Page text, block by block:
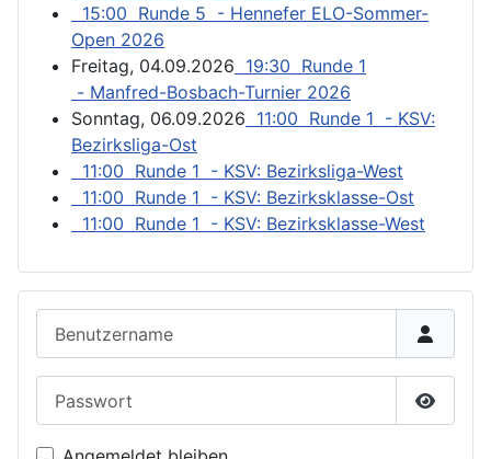
15:00 Runde 5 - Hennefer ELO-Sommer-
Open 2026
Freitag, 04.09.2026 19:30 Runde 1
- Manfred-Bosbach-Turnier 2026
Sonntag, 06.09.2026 11:00 Runde 1 - KSV:
Bezirksliga-Ost
11:00 Runde 1 - KSV: Bezirksliga-West
11:00 Runde 1 - KSV: Bezirksklasse-Ost
11:00 Runde 1 - KSV: Bezirksklasse-West